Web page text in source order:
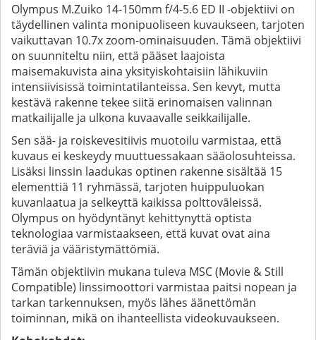
Olympus M.Zuiko 14-150mm f/4-5.6 ED II -objektiivi on
täydellinen valinta monipuoliseen kuvaukseen, tarjoten
vaikuttavan 10.7x zoom-ominaisuuden. Tämä objektiivi
on suunniteltu niin, että pääset laajoista
maisemakuvista aina yksityiskohtaisiin lähikuviin
intensiivisissä toimintatilanteissa. Sen kevyt, mutta
kestävä rakenne tekee siitä erinomaisen valinnan
matkailijalle ja ulkona kuvaavalle seikkailijalle.
Sen sää- ja roiskevesitiivis muotoilu varmistaa, että
kuvaus ei keskeydy muuttuessakaan sääolosuhteissa.
Lisäksi linssin laadukas optinen rakenne sisältää 15
elementtiä 11 ryhmässä, tarjoten huippuluokan
kuvanlaatua ja selkeyttä kaikissa polttoväleissä.
Olympus on hyödyntänyt kehittynyttä optista
teknologiaa varmistaakseen, että kuvat ovat aina
teräviä ja vääristymättömiä.
Tämän objektiivin mukana tuleva MSC (Movie & Still
Compatible) linssimoottori varmistaa paitsi nopean ja
tarkan tarkennuksen, myös lähes äänettömän
toiminnan, mikä on ihanteellista videokuvaukseen.